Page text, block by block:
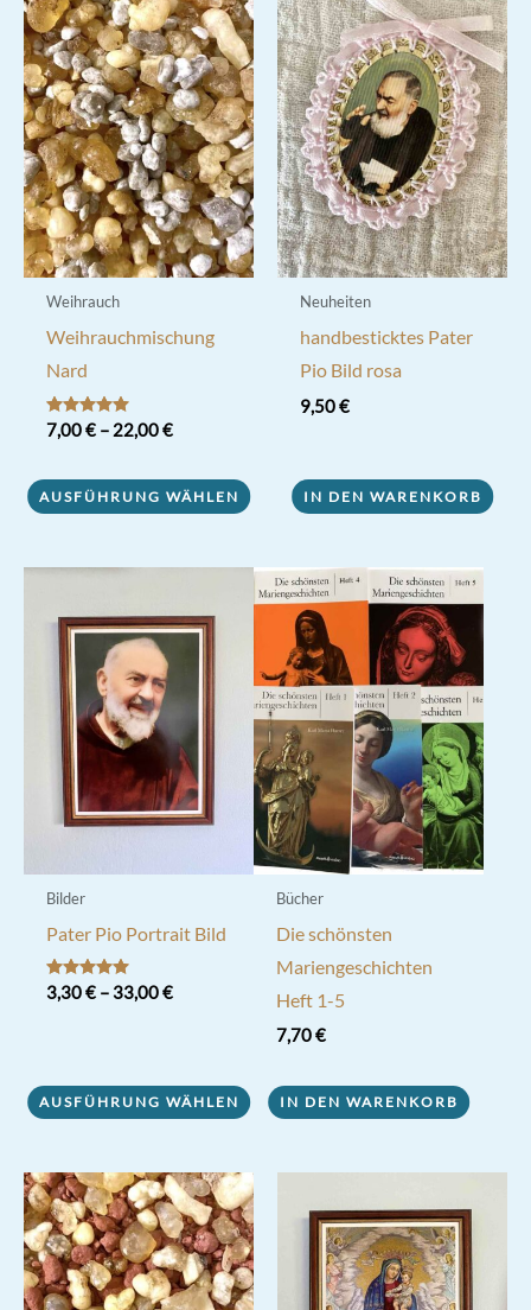
Weihrauch
Weihrauchmischung
Nard
Bewertet mit
5.00
7,00€– 22,00€
AUSFÜHRUNG WÄHLEN
Produkt
mehrere
auf.
Die
Optionen
können
auf
der
Produktseite
werden
Neuheiten
handbesticktes Pater
Pio Bild rosa
9,50€
IN DEN WARENKORB
Bilder
Pater Pio Portrait Bild
Bewertet mit
5.00
3,30€– 33,00€
AUSFÜHRUNG WÄHLEN
weist
auf.
Die
Optionen
können
Bücher
Die schönsten
Mariengeschichten
Heft 1-5
7,70€
IN DEN WARENKORB